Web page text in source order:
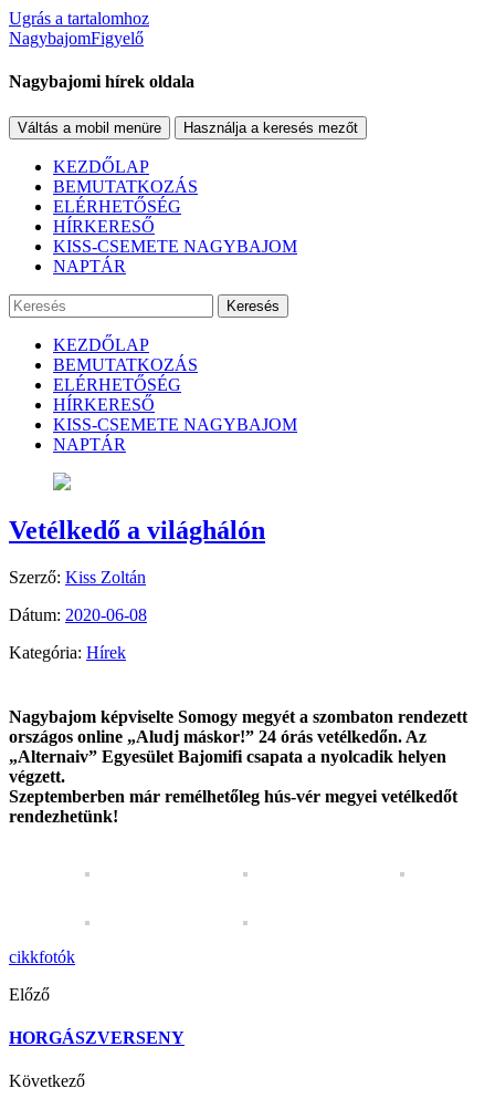
Ugrás a tartalomhoz
NagybajomFigyelő
Nagybajomi hírek oldala
Váltás a mobil menüre Használja a keresés mezőt
KEZDŐLAP
BEMUTATKOZÁS
ELÉRHETŐSÉG
HÍRKERESŐ
KISS-CSEMETE NAGYBAJOM
NAPTÁR
Keresés
KEZDŐLAP
BEMUTATKOZÁS
ELÉRHETŐSÉG
HÍRKERESŐ
KISS-CSEMETE NAGYBAJOM
NAPTÁR
Vetélkedő a világhálón
Szerző: Kiss Zoltán
Dátum: 2020-06-08
Kategória: Hírek
Nagybajom képviselte Somogy megyét a szombaton rendezett
országos online „Aludj máskor!” 24 órás vetélkedőn. Az
„Alternaiv” Egyesület Bajomifi csapata a nyolcadik helyen
végzett.
Szeptemberben már remélhetőleg hús-vér megyei vetélkedőt
rendezhetünk!
cikkfotók
Előző
HORGÁSZVERSENY
Következő